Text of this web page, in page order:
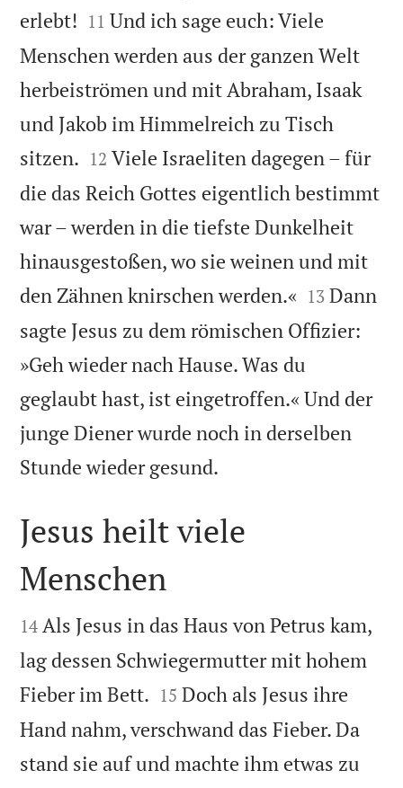
erlebt! 

11 Und ich sage euch: Viele
Menschen werden aus der ganzen Welt
herbeiströmen und mit Abraham, Isaak
und Jakob im Himmelreich zu Tisch
sitzen. 

12 Viele Israeliten dagegen – für
die das Reich Gottes eigentlich bestimmt
war – werden in die tiefste Dunkelheit
hinausgestoßen, wo sie weinen und mit
den Zähnen knirschen werden.« 

13 Dann
sagte Jesus zu dem römischen Offizier:
»Geh wieder nach Hause. Was du
geglaubt hast, ist eingetroffen.« Und der
junge Diener wurde noch in derselben
Stunde wieder gesund.

Jesus heilt viele
Menschen

14 Als Jesus in das Haus von Petrus kam,
lag dessen Schwiegermutter mit hohem
Fieber im Bett. 

15 Doch als Jesus ihre
Hand nahm, verschwand das Fieber. Da
stand sie auf und machte ihm etwas zu